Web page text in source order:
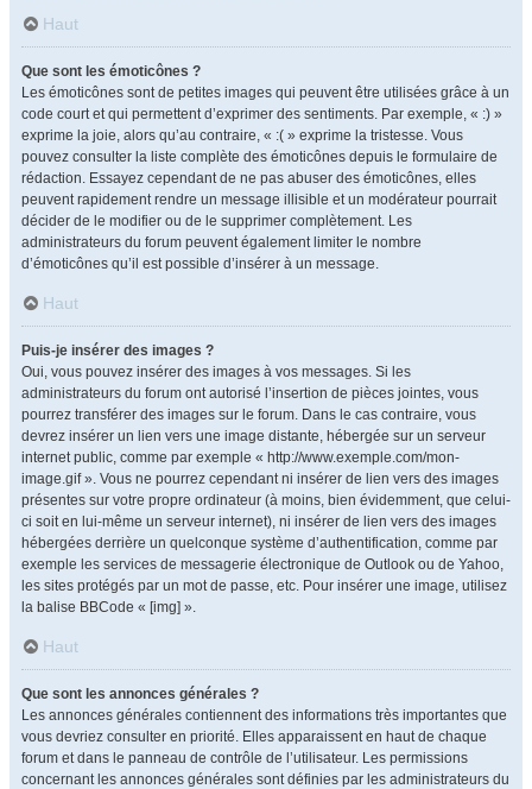
Haut
Que sont les émoticônes ?
Les émoticônes sont de petites images qui peuvent être utilisées grâce à un
code court et qui permettent d’exprimer des sentiments. Par exemple, « :) »
exprime la joie, alors qu’au contraire, « :( » exprime la tristesse. Vous
pouvez consulter la liste complète des émoticônes depuis le formulaire de
rédaction. Essayez cependant de ne pas abuser des émoticônes, elles
peuvent rapidement rendre un message illisible et un modérateur pourrait
décider de le modifier ou de le supprimer complètement. Les
administrateurs du forum peuvent également limiter le nombre
d’émoticônes qu’il est possible d’insérer à un message.
Haut
Puis-je insérer des images ?
Oui, vous pouvez insérer des images à vos messages. Si les
administrateurs du forum ont autorisé l’insertion de pièces jointes, vous
pourrez transférer des images sur le forum. Dans le cas contraire, vous
devrez insérer un lien vers une image distante, hébergée sur un serveur
internet public, comme par exemple « http://www.exemple.com/mon-
image.gif ». Vous ne pourrez cependant ni insérer de lien vers des images
présentes sur votre propre ordinateur (à moins, bien évidemment, que celui-
ci soit en lui-même un serveur internet), ni insérer de lien vers des images
hébergées derrière un quelconque système d’authentification, comme par
exemple les services de messagerie électronique de Outlook ou de Yahoo,
les sites protégés par un mot de passe, etc. Pour insérer une image, utilisez
la balise BBCode « [img] ».
Haut
Que sont les annonces générales ?
Les annonces générales contiennent des informations très importantes que
vous devriez consulter en priorité. Elles apparaissent en haut de chaque
forum et dans le panneau de contrôle de l’utilisateur. Les permissions
concernant les annonces générales sont définies par les administrateurs du